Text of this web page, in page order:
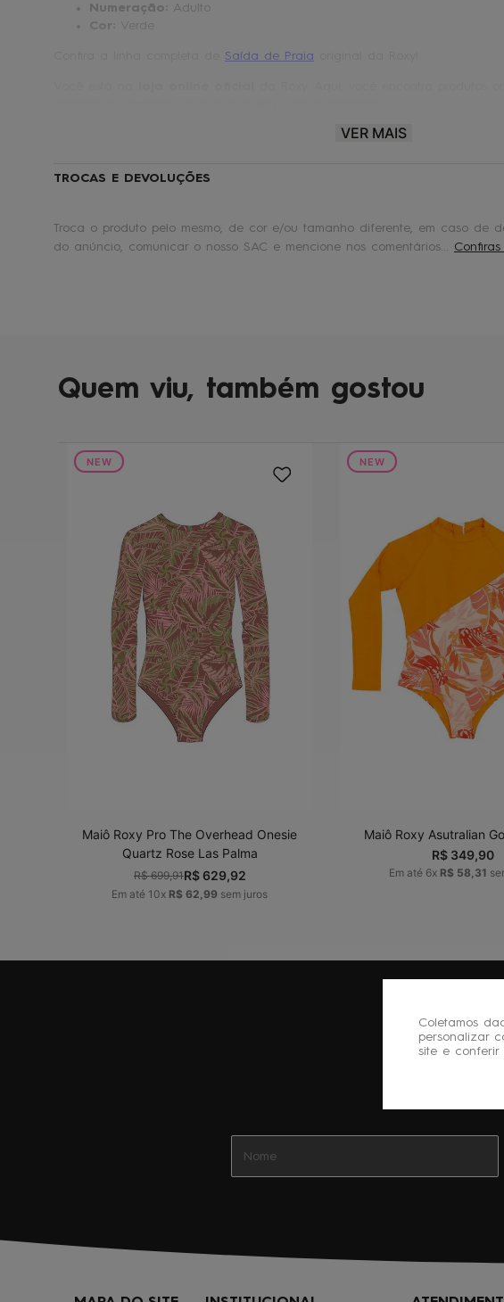
Coletamos
personalizar
site e conferir
Numeração:
Adulto
Saída de Praia
VER MAIS
TROCAS E DEVOLUÇÕES
Troca o produto pelo mesmo, de cor e/ou tamanho diferente, em caso de
do anúncio, comunicar o nosso SAC e mencione nos comentários...
Quem viu, também gostou
NEW
P
Maiô Roxy Pro The Overhead Onesie
Quartz Rose Las Palma
R$ 699,91R$ 629,92
Em até 10x R$ 62,99 sem juros
NEW
G
Maiô Roxy Asutralian
R$ 349,90
Em até 6x R$ 58,31